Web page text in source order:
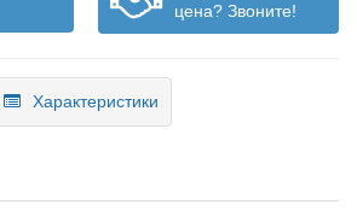
цена? Звоните!
Характеристики